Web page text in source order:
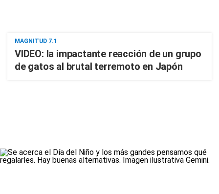
MAGNITUD 7.1
VIDEO: la impactante reacción de un grupo
de gatos al brutal terremoto en Japón